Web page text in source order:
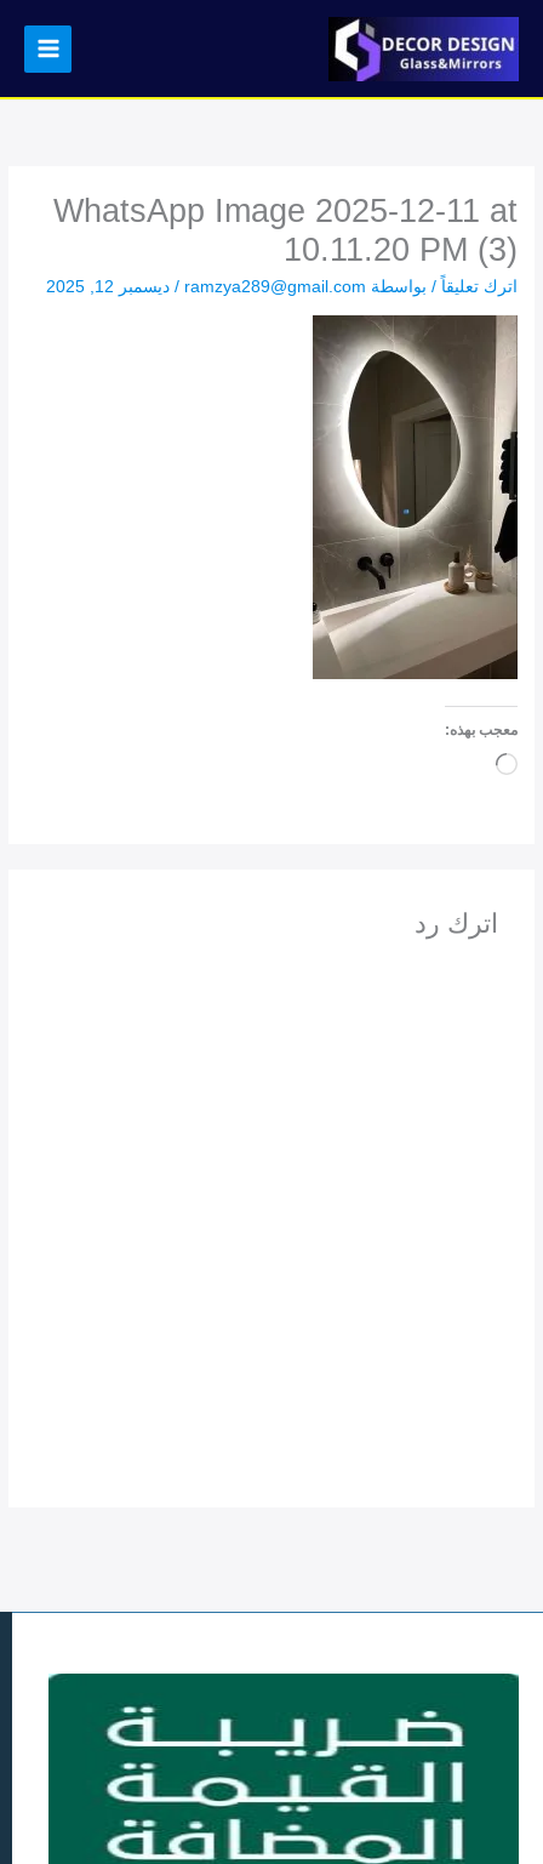
المحتوى
WhatsApp Image 2025-12-11 at
10.11.20 PM (3)
اترك تعليقاً / بواسطة ramzya289@gmail.com
/ديسمبر 12, 2025
معجب بهذه:
جاري
اترك رد